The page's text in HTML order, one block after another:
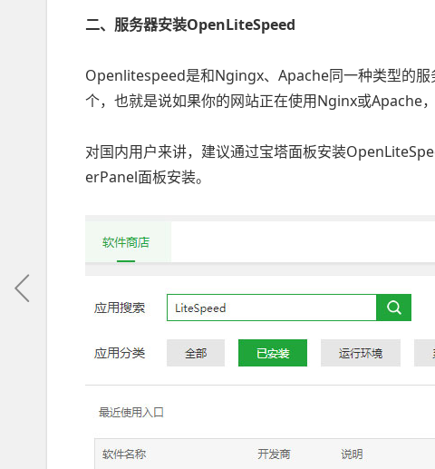
二、服务器安装OpenLiteSpeed
Openlitespeed是和Ngingx、Apache同一种类型的
个，也就是说如果你的网站正在使用Nginx或Apache
对国内用户来讲，建议通过宝塔面板安装
erPanel面板安装。